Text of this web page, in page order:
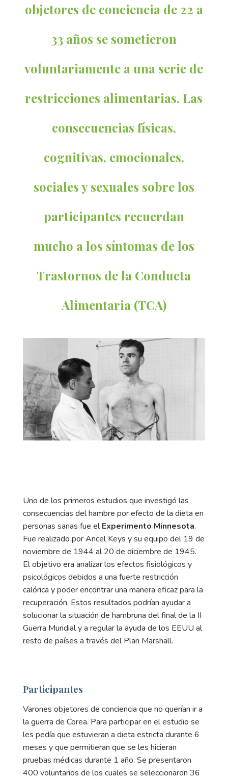
objetores de conciencia de 22 a
33 años se sometieron
voluntariamente a una serie de
restricciones alimentarias. Las
consecuencias físicas,
cognitivas, emocionales,
sociales y sexuales sobre los
participantes recuerdan
mucho a los síntomas de los
Trastornos de la Conducta
Alimentaria (TCA)
Uno de los primeros estudios que investigó las
consecuencias del hambre por efecto de la dieta en
personas sanas fue elExperimento Minnesota.
Fue realizado por Ancel Keys y su equipo del 19 de
noviembre de 1944 al 20 de diciembre de 1945.
El objetivo era analizar los efectos fisiológicos y
psicológicos debidos a una fuerte restricción
calórica y poder encontrar una manera eficaz para la
recuperación. Estos resultados podrían ayudar a
solucionar la situación de hambruna del final de la II
Guerra Mundial y a regular la ayuda de los EEUU al
resto de países a través del Plan Marshall.
Participantes
Varones objetores de conciencia que no querían ir a
la guerra de Corea. Para participar en el estudio se
les pedía que estuvieran a dieta estricta durante 6
meses y que permitieran que se les hicieran
pruebas médicas durante 1 año. Se presentaron
400 voluntarios de los cuales se seleccionaron 36